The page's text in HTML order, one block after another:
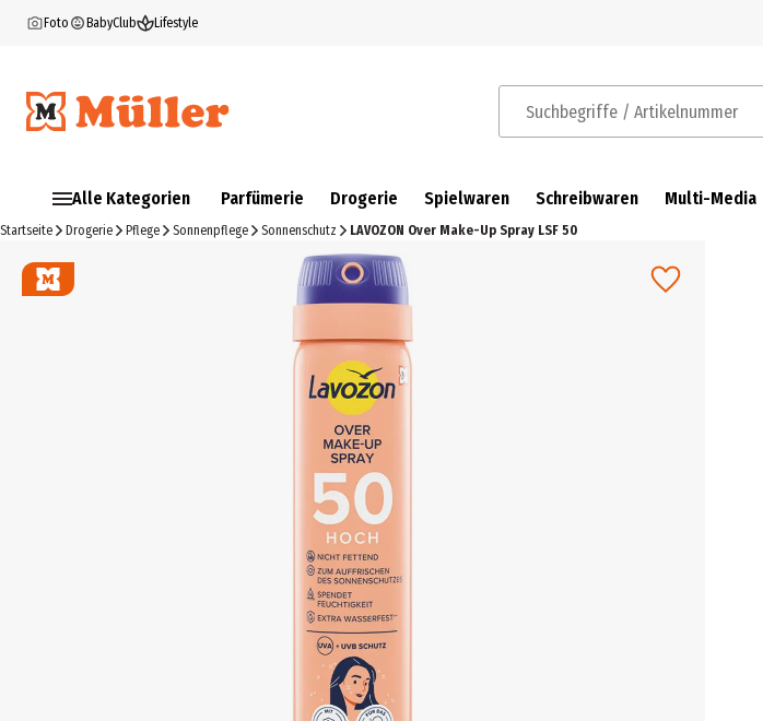
Foto BabyClub Lifestyle
Suchbegriffe / Artikelnummer
Alle Kategorien Parfümerie Drogerie Spielwaren Schreibwaren Multi-Media
Startseite Drogerie Pflege Sonnenpflege Sonnenschutz LAVOZON Over Make-Up Spray LSF 50